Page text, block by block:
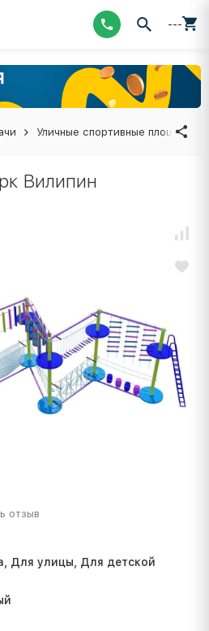
---
Уличные спортивные площадки
Вилипин
отзыв
Для улицы, Для детской